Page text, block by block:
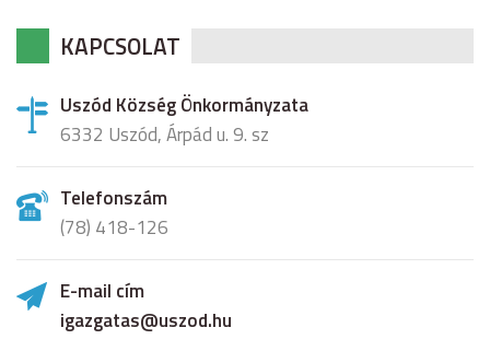
KAPCSOLAT
Uszód Község Önkormányzata
6332 Uszód, Árpád u. 9. sz
Telefonszám
(78) 418-126
E-mail cím
igazgatas@uszod.hu